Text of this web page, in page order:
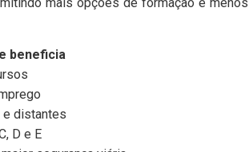
beneficia
e distantes
D e E